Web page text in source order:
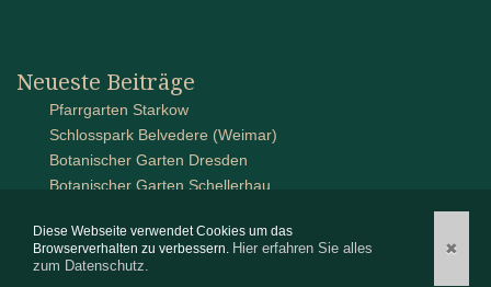
Diese Webseite verwendet Cookies um das
Browserverhalten zu verbessern. Hier erfahren Sie alles
zum Datenschutz.
✖
Neueste Beiträge
Pfarrgarten Starkow
Schlosspark Belvedere (Weimar)
Botanischer Garten Dresden
Botanischer Garten Schellerhau